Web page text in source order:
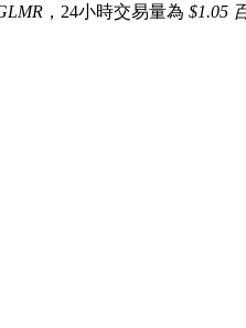
，24小時交易量為 $1.05